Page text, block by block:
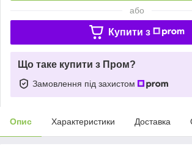
або
Купити з
Що таке купити з Пром?
Замовлення під захистом
Опис Характеристики Доставка